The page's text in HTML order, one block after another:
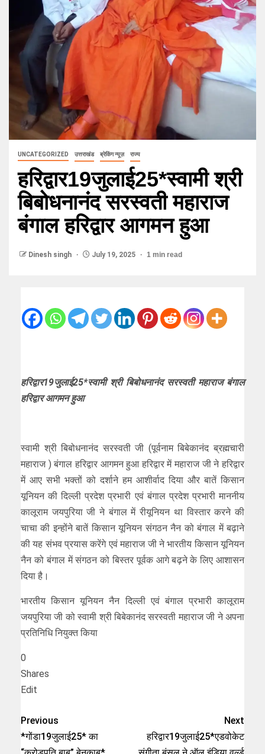
UNCATEGORIZED उत्तराखंड ब्रेकिंग न्यूज़ राज्य
हरिद्वार19जुलाई25*स्वामी श्री
बिबोधनानंद सरस्वती महाराज
बंगाल हरिद्वार आगमन हुआ
Dinesh singh July 19, 2025 1 min read
हरिद्वार19जुलाई25*स्वामी श्री बिबोधनानंद सरस्वती महाराज बंगाल
हरिद्वार आगमन हुआ
स्वामी श्री बिबोधनानंद सरस्वती जी (पूर्वनाम बिबेकानंद ब्रह्मचारी
महाराज ) बंगाल हरिद्वार आगमन हुआ हरिद्वार में महाराज जी ने हरिद्वार
में आए सभी भक्तों को दर्शाने हम आशीर्वाद दिया और बातें किसान
यूनियन की दिल्ली प्रदेश प्रभारी एवं बंगाल प्रदेश प्रभारी माननीय
कालूराम जयपुरिया जी ने बंगाल में रीयूनियन था विस्तार करने की
चाचा की इन्होंने बातें किसान यूनियन संगठन नैन को बंगाल में बढ़ाने
की यह संभव प्रयास करेंगे एवं महाराज जी ने भारतीय किसान यूनियन
नैन को बंगाल में संगठन को बिस्तर पूर्वक आगे बढ़ने के लिए आशासन
दिया है।
भारतीय किसान यूनियन नैन दिल्ली एवं बंगाल प्रभारी कालूराम
जयपुरिया जी को स्वामी श्री बिबेकानंद सरस्वती महाराज जी ने अपना
प्रतिनिधि नियुक्त किया
0
Shares
Edit
Previous
*गोंडा19जुलाई25* का
Next
हरिद्वार19जुलाई25*एडवोकेट